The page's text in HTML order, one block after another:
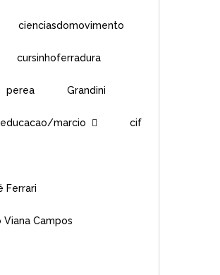
cienciasdomovimento
cursinhoferradura
perea Grandini
educacao/marcio cif
Ferrari
Viana Campos